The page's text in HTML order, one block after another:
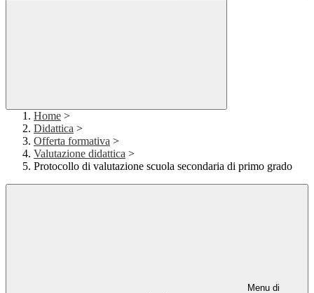
Home >
Didattica >
Offerta formativa >
Valutazione didattica >
Protocollo di valutazione scuola secondaria di primo grado
Menu di